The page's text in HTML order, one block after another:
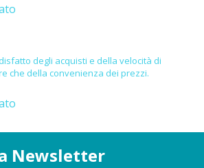
degli acquisti e della velocità di
che della convenienza dei prezzi.
Newsletter